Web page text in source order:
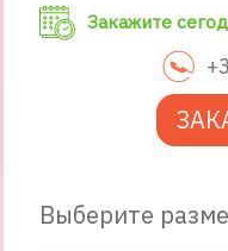
Закажите
Выберите